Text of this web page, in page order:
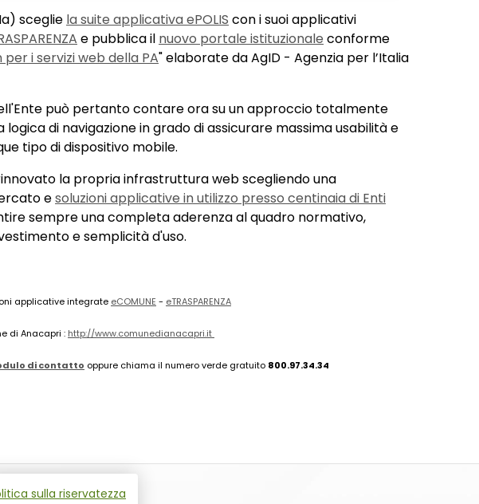
sceglie la suite applicativa ePOLIS con i suoi applicativi
e pubblica il nuovo portale istituzionale conforme
per i servizi web della PA" elaborate da AgID - Agenzia per l’Italia
può pertanto contare ora su un approccio totalmente
logica di navigazione in grado di assicurare massima usabilità e
tipo di dispositivo mobile.
la propria infrastruttura web scegliendo una
esoluzioni applicative in utilizzo presso centinaia di Enti
sempre una completa aderenza al quadro normativo,
e semplicità d'uso.
applicative integrate eCOMUNE - eTRASPARENZA
di Anacapri : http://www.comunedianacapri.it
di contatto oppure chiama il numero verde gratuito 800.97.34.34
sulla riservatezza